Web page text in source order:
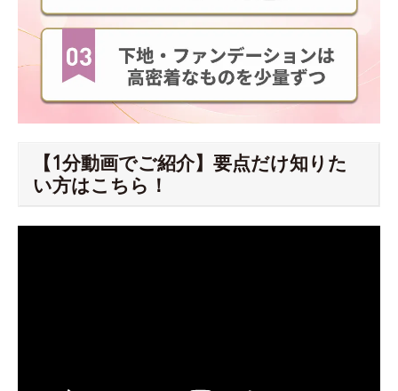
【1分動画でご紹介】要点だけ知りた
い方はこちら！